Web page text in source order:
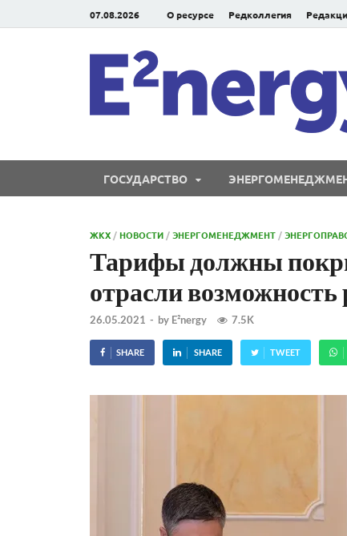
07.08.2026 О ресурсе Редколлегия
ГОСУДАРСТВО
ЖКХ /НОВОСТИ /ЭНЕРГОМЕНЕДЖМЕНТ /
Тарифы должны
отрасли
26.05.2021 - by E²nergy 7.5K
SHARE SHARE TWEET